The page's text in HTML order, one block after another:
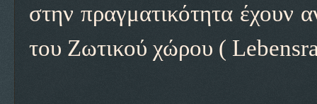
στην πραγματικότητα έχουν
του Ζωτικού χώρου (